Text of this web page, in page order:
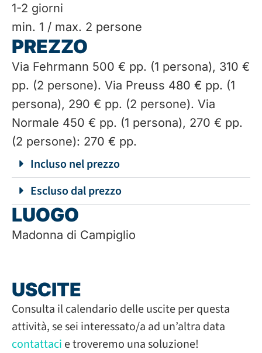
1-2 giorni
min. 1 / max. 2 persone
PREZZO
Via Fehrmann 500 € pp. (1 persona), 310 €
pp. (2 persone). Via Preuss 480 € pp. (1
persona), 290 € pp. (2 persone). Via
Normale 450 € pp. (1 persona), 270 € pp.
(2 persone): 270 € pp.
Incluso nel prezzo
Escluso dal prezzo
LUOGO
Madonna di Campiglio
USCITE
Consulta il calendario delle uscite per questa
attività, se sei interessato/a ad un’altra data
contattaci e troveremo una soluzione!